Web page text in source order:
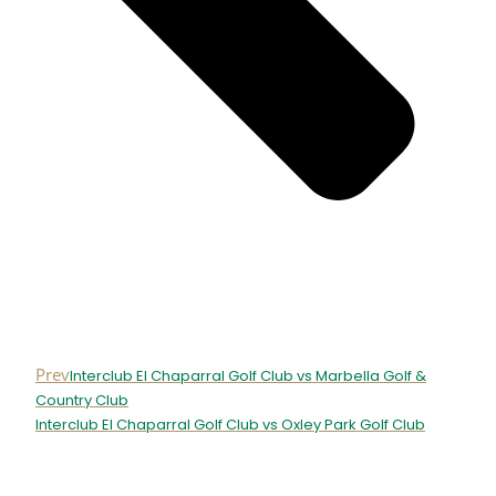
PrevInterclub El Chaparral Golf Club vs Marbella Golf &
Country Club
Interclub El Chaparral Golf Club vs Oxley Park Golf Club